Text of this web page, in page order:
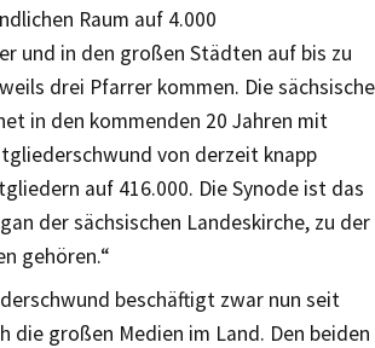
Raum auf 4.000
und in den großen Städten auf bis zu
drei Pfarrer kommen. Die sächsische
in den kommenden 20 Jahren mit
von derzeit knapp
auf 416.000. Die Synode ist das
der sächsischen Landeskirche, zu der
gehören.“
beschäftigt zwar nun seit
die großen Medien im Land. Den beiden